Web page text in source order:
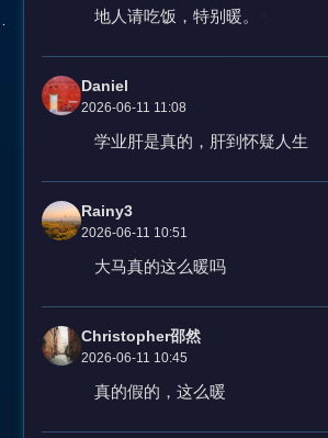
地人请吃饭，特别暖。
Daniel
2026-06-11 11:08
学业肝是真的，肝到怀疑人生
Rainy3
2026-06-11 10:51
大马真的这么暖吗
Christopher邵然
2026-06-11 10:45
真的假的，这么暖